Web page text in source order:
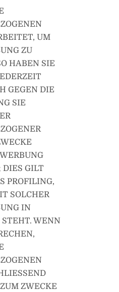
UM
ZU
HABEN SIE
GEGEN DIE
SIE
DIES GILT
PROFILING,
SOLCHER
IN
WENN
ZWECKE